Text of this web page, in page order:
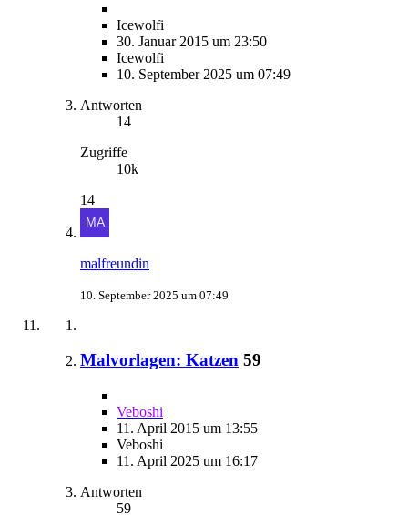
Icewolfi
30. Januar 2015 um 23:50
Icewolfi
10. September 2025 um 07:49
Antworten
14
Zugriffe
10k
14
malfreundin
10. September 2025 um 07:49
Malvorlagen: Katzen 59
Veboshi
11. April 2015 um 13:55
Veboshi
11. April 2025 um 16:17
Antworten
59